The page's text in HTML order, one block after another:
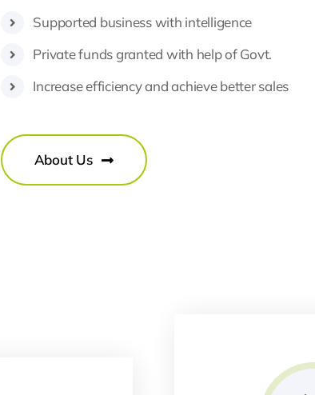
Supported business with intelligence
Private funds granted with help of Govt.
Increase efficiency and achieve better sales
About Us